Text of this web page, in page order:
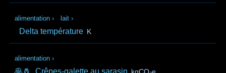
alimentation › lait ›
Delta température K
alimentation ›